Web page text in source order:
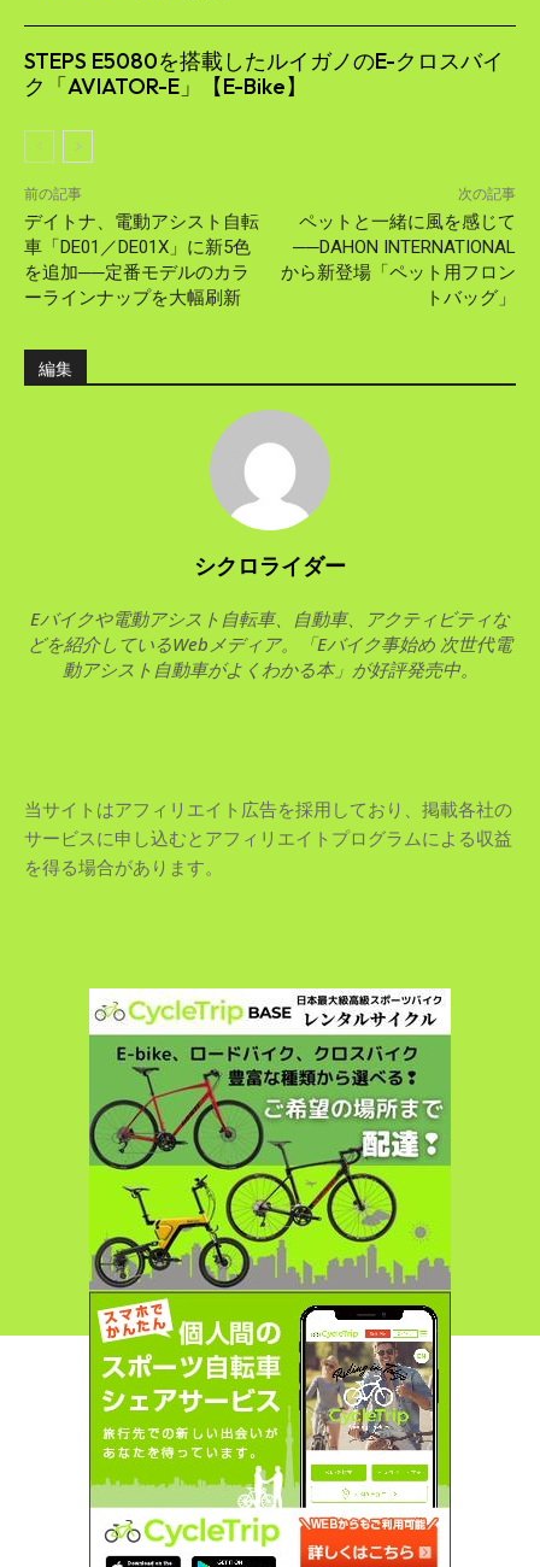
STEPS E5080を搭載したルイガノのE-クロスバイ
ク「AVIATOR-E」【E-Bike】
前の記事
デイトナ、電動アシスト自転
車「DE01／DE01X」に新5色
を追加──定番モデルのカラ
ーラインナップを大幅刷新
次の記事
ペットと一緒に風を感じて
──DAHON INTERNATIONAL
から新登場「ペット用フロン
トバッグ」
編集
シクロライダー
Eバイクや電動アシスト自転車、自動車、アクティビティな
どを紹介しているWebメディア。「Eバイク事始め 次世代電
動アシスト自動車がよくわかる本」が好評発売中。
当サイトはアフィリエイト広告を採用しており、掲載各社の
サービスに申し込むとアフィリエイトプログラムによる収益
を得る場合があります。